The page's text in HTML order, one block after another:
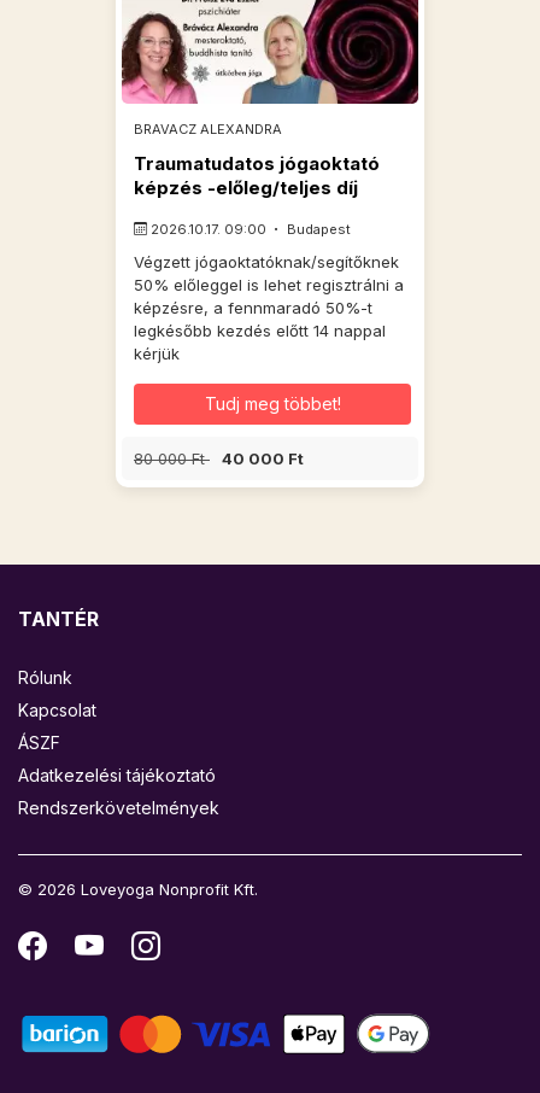
BRAVACZ ALEXANDRA
Traumatudatos jógaoktató
képzés -előleg/teljes díj
2026.10.17. 09:00 Budapest
Végzett jógaoktatóknak/segítőknek
50% előleggel is lehet regisztrálni a
képzésre, a fennmaradó 50%-t
legkésőbb kezdés előtt 14 nappal
kérjük
Tudj meg többet!
80 000 Ft 40 000 Ft
TANTÉR
Rólunk
Kapcsolat
ÁSZF
Adatkezelési tájékoztató
Rendszerkövetelmények
© 2026 Loveyoga Nonprofit Kft.